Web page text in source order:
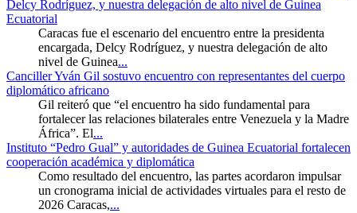
Delcy Rodríguez, y nuestra delegación de alto nivel de Guinea
Ecuatorial
Caracas fue el escenario del encuentro entre la presidenta
encargada, Delcy Rodríguez, y nuestra delegación de alto
nivel de Guinea...
Canciller Yván Gil sostuvo encuentro con representantes del cuerpo
diplomático africano
Gil reiteró que “el encuentro ha sido fundamental para
fortalecer las relaciones bilaterales entre Venezuela y la Madre
África”. El...
Instituto “Pedro Gual” y autoridades de Guinea Ecuatorial fortalecen
cooperación académica y diplomática
Como resultado del encuentro, las partes acordaron impulsar
un cronograma inicial de actividades virtuales para el resto de
2026 Caracas,...